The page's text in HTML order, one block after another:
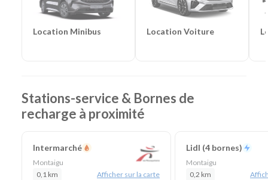
En résumé - Location de voiture à Montaigu
Lieu de prise en charge : Montaigu(à 40 km de La
Catégories d'utilitaires :Camions de déménagement
Frigorifiques -Véhicules de société -Camions de
chantier
Location Minibus Location Voiture
Stations-service & Bornes de
recharge à proximité
Intermarché
Montaigu
0,1 km
Afficher sur la carte
Lidl (4 bornes)
Montaigu
0,2 km